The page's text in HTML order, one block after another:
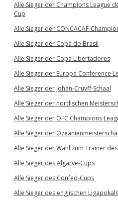
Alle Sieger der Champions League
Cup
Alle Sieger der CONCACAF-
Alle Sieger der Copa do Brasil
Alle Sieger der Copa Libertadores
Alle Sieger der Europa Conference
Alle Sieger der Johan-Cruyff-Schaal
Alle Sieger der nordischen
Alle Sieger der OFC Champions
Alle Sieger der
Alle Sieger der Wahl zum Trainer
Alle Sieger des Algarve-Cups
Alle Sieger des Confed-Cups
Alle Sieger des englischen Ligapokals